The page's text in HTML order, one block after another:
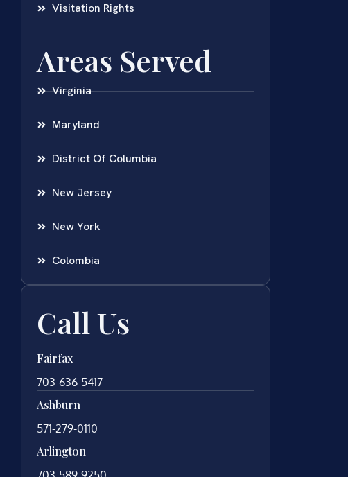
Visitation Rights
Areas Served
Virginia
Maryland
District Of Columbia
New Jersey
New York
Colombia
Call Us
Fairfax
703-636-5417
Ashburn
571-279-0110
Arlington